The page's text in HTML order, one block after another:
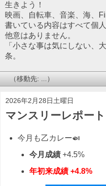
生きよう！
映画、自転車、音楽、海、
書いている内容はすべて個
他意はありません。
「小さな事は気にしない、
条。
2026年2月28日土曜日
マンスリーレポート
今月も乙カレー🍛
今月成績 +4.5%
年初来成績 +4.8%